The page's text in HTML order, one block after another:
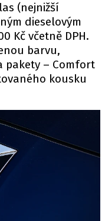
(nejnižší
dieselovým
Kč včetně DPH.
barvu,
pakety – Comfort
kousku